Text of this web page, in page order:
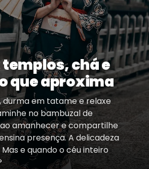
chá e
que aproxima
durma em tatame e relaxe
no bambuzal de
amanhecer e compartilhe
presença. A delicadeza
e quando o céu inteiro